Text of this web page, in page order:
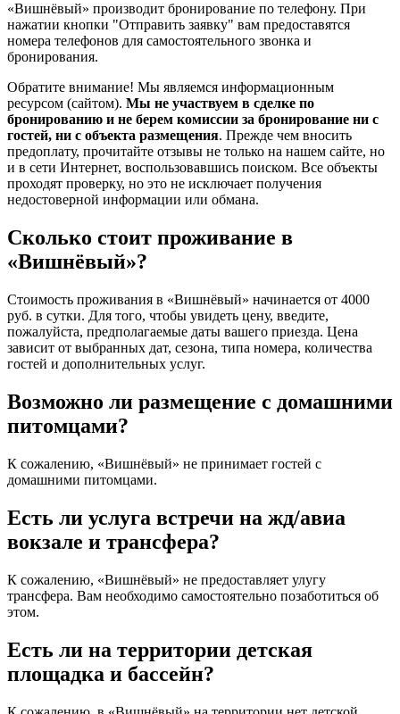
«Вишнёвый» производит бронирование по телефону. При
нажатии кнопки "Отправить заявку" вам предоставятся
номера телефонов для самостоятельного звонка и
бронирования.
Обратите внимание! Мы являемся информационным
ресурсом (сайтом). Мы не участвуем в сделке по
бронированию и не берем комиссии за бронирование ни с
гостей, ни с объекта размещения. Прежде чем вносить
предоплату, прочитайте отзывы не только на нашем сайте, но
и в сети Интернет, воспользовавшись поиском. Все объекты
проходят проверку, но это не исключает получения
недостоверной информации или обмана.
Сколько стоит проживание в
«Вишнёвый»?
Стоимость проживания в «Вишнёвый» начинается от 4000
руб. в сутки. Для того, чтобы увидеть цену, введите,
пожалуйста, предполагаемые даты вашего приезда. Цена
зависит от выбранных дат, сезона, типа номера, количества
гостей и дополнительных услуг.
Возможно ли размещение с домашними
питомцами?
К сожалению, «Вишнёвый» не принимает гостей с
домашними питомцами.
Есть ли услуга встречи на жд/авиа
вокзале и трансфера?
К сожалению, «Вишнёвый» не предоставляет улугу
трансфера. Вам необходимо самостоятельно позаботиться об
этом.
Есть ли на территории детская
площадка и бассейн?